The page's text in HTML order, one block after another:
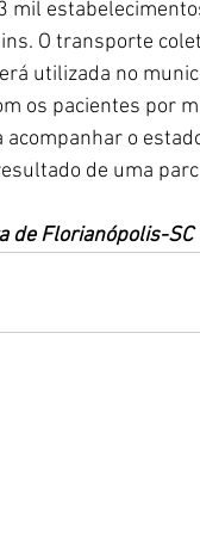
mil
O transporte
utilizada no
os pacientes por
o
de uma
de Florianópolis-SC